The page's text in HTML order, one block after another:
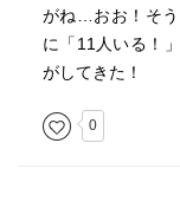
がね…おお！そう
に「11人いる！
がしてきた！
0